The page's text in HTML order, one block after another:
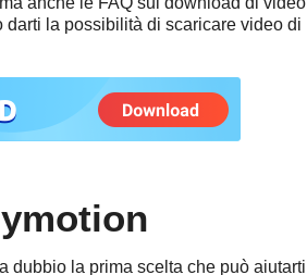
la possibilità di scaricare video di
dubbio la prima scelta che può aiutarti